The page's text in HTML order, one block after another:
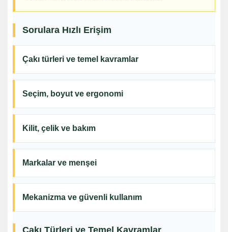
Sorulara Hızlı Erişim
Çakı türleri ve temel kavramlar
Seçim, boyut ve ergonomi
Kilit, çelik ve bakım
Markalar ve menşei
Mekanizma ve güvenli kullanım
Çakı Türleri ve Temel Kavramlar